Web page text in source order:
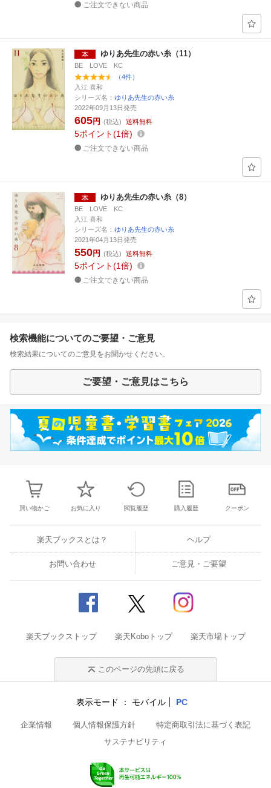
ご注文できない商品
ゆりあ先生の赤い糸（11）
BE LOVE KC
（4件）
入江 喜和
シリーズ名： ゆりあ先生の赤い糸
2022年09月13日発売
605円 (税込) 送料無料
5ポイント 1倍
ご注文できない商品
ゆりあ先生の赤い糸（8）
BE LOVE KC
入江 喜和
シリーズ名： ゆりあ先生の赤い糸
2021年04月13日発売
550円 (税込) 送料無料
5ポイント 1倍
ご注文できない商品
検索機能についてのご要望・ご意見
検索結果についてのご意見をお聞かせください。
ご要望・ご意見はこちら
買い物かご お気に入り 閲覧履歴 購入履歴 クーポン
楽天ブックスとは？ ヘルプ
お問い合わせ ご意見・ご要望
楽天ブックストップ 楽天Koboトップ 楽天市場トップ
このページの先頭に戻る
表示モード モバイル PC
企業情報 個人情報保護方針
特定商取引法に基づく表記
サステナビリティ